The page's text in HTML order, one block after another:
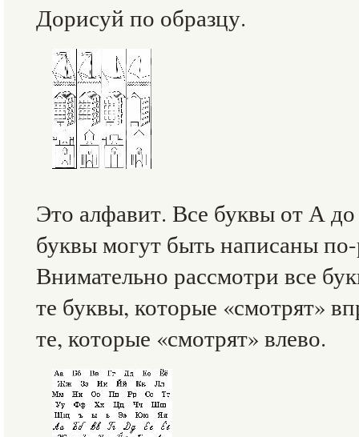
Дорисуй по образцу.
Это алфавит. Все буквы от А
буквы могут быть написаны
Внимательно рассмотри все
те буквы, которые «смотрят»
те, которые «смотрят» влево.